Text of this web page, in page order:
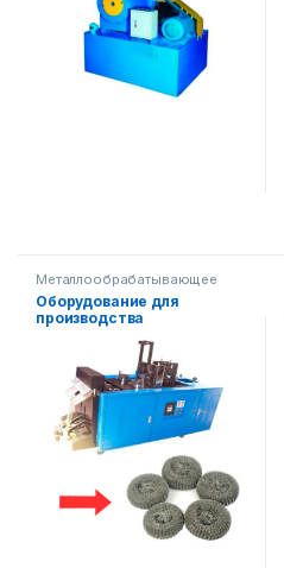
Металлообрабатывающее
оборудование
Оборудование для
производства